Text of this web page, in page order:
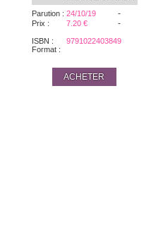
Parution : 24/10/19 -
Prix : 7.20 € -
ISBN :
9791022403849
Format :
ACHETER